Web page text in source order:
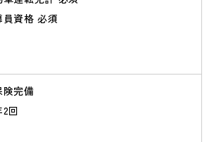
資格 必須
険完備
回